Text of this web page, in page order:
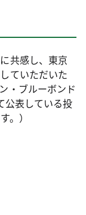
共感し、東京
ていただいた
・ブルーボンド
公表している投
。）